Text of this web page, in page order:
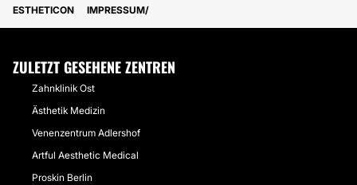
ESTHETICON IMPRESSUM
ZULETZT GESEHENE ZENTREN
Zahnklinik Ost
Ästhetik Medizin
Venenzentrum Adlershof
Artful Aesthetic Medical
Proskin Berlin